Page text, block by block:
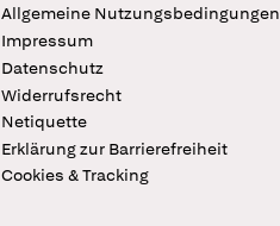
Allgemeine Nutzungsbedingungen
Impressum
Datenschutz
Widerrufsrecht
Netiquette
Erklärung zur Barrierefreiheit
Cookies & Tracking